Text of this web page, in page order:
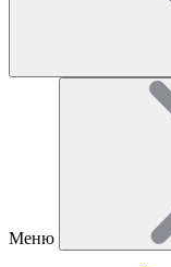
Меню